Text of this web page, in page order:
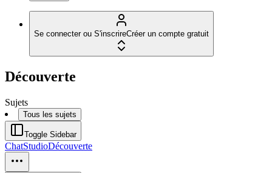
Se connecter ou S'inscrireCréer un compte gratuit
Découverte
Sujets
Tous les sujets
Toggle Sidebar
ChatStudioDécouverte